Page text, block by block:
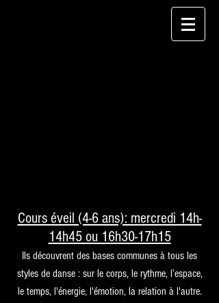
Je suis un paragraphe. Cliquez ici pour ajouter
votre propre texte et me modifier. C'est facile.
Cours éveil (4-6 ans): mercredi 14h-
14h45 ou 16h30-17h15
Ils découvrent des bases communes à tous les
styles de danse : sur le corps, le rythme, l’espace,
le temps, l'énergie, l'émotion, la relation à l'autre.